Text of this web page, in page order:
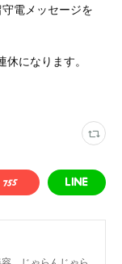
電メッセージを
になります。
、じゃらんじゃら